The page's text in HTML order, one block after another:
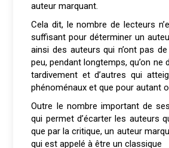
auteur marquant.
Cela dit, le nombre de lecteurs
suffisant pour déterminer un
ainsi des auteurs qui n’ont pas
peu, pendant longtemps, qu’on ne
tardivement et d’autres qui
phénoménaux et que pour autant
Outre le nombre important de
qui permet d’écarter les auteurs
que par la critique, un auteur
qui est appelé à être un classique